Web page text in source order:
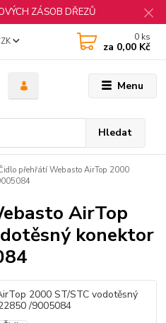
ZÁSOB DŘEZŮ
Menu
Hledat
0 ks
za 0,00 Kč
přehřátí Webasto AirTop 2000
AirTop
konektor